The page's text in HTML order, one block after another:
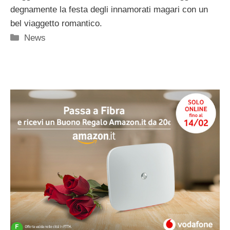
degnamente la festa degli innamorati magari con un
bel viaggetto romantico.
Categorie
News